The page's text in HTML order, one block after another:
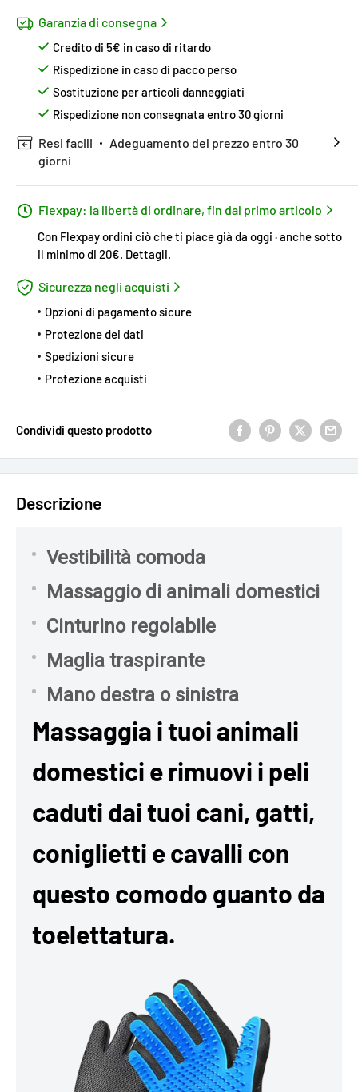
Garanzia di consegna
Credito di 5€ in caso di ritardo
Rispedizione in caso di pacco perso
Sostituzione per articoli danneggiati
Rispedizione non consegnata entro 30 giorni
Resi facili
Adeguamento del prezzo entro 30
giorni
Flexpay: la libertà di ordinare, fin dal primo articolo
Con Flexpay ordini ciò che ti piace già da oggi · anche sotto
il minimo di 20€. Dettagli.
Sicurezza negli acquisti
Opzioni di pagamento sicure
Protezione dei dati
Spedizioni sicure
Protezione acquisti
Condividi questo prodotto
Descrizione
Vestibilità comoda
Massaggio di animali domestici
Cinturino regolabile
Maglia traspirante
Mano destra o sinistra
Massaggia i tuoi animali
domestici e rimuovi i peli
caduti dai tuoi cani, gatti,
coniglietti e cavalli con
questo comodo guanto da
toelettatura.